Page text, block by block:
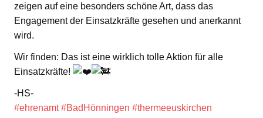
zeigen auf eine besonders schöne Art, dass das
Engagement der Einsatzkräfte gesehen und anerkannt
wird.
Wir finden: Das ist eine wirklich tolle Aktion für alle
Einsatzkräfte!
-HS-
#ehrenamt #BadHönningen #thermeeuskirchen